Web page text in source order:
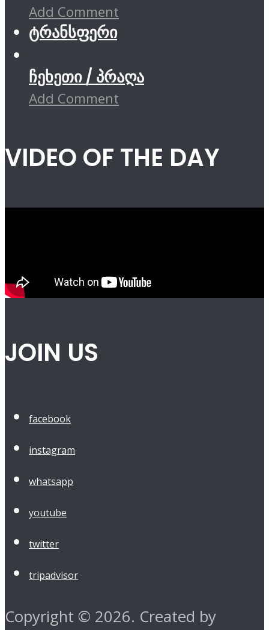
Add Comment
ტრანსფერი
ჩეხეთი / პრაღა
Add Comment
VIDEO OF THE DAY
JOIN US
facebook
instagram
whatsapp
youtube
twitter
tripadvisor
Copyright © 2026. Created by